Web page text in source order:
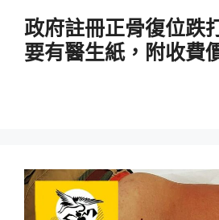
政府註冊正骨復位跌
要有醫生紙，附收費